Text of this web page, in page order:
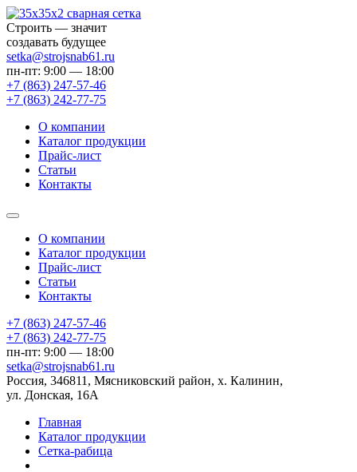
Строить — значит
создавать будущее
setka@strojsnab61.ru
пн-пт: 9:00 — 18:00
+7 (863) 247-57-46
+7 (863) 242-77-75
О компании
Каталог продукции
Прайс-лист
Статьи
Контакты
О компании
Каталог продукции
Прайс-лист
Статьи
Контакты
+7 (863) 247-57-46
+7 (863) 242-77-75
пн-пт: 9:00 — 18:00
setka@strojsnab61.ru
Россия, 346811, Мясниковский район, х. Калинин,
ул. Донская, 16А
Главная
Каталог продукции
Сетка-рабица